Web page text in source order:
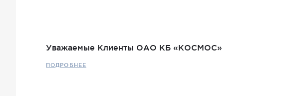
Уважаемые Клиенты ОАО КБ «КОСМОС»
ПОДРОБНЕЕ